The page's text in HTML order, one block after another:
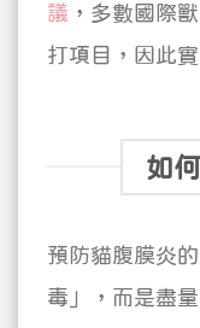
議 ，多數國際
打項目，因此
如
預防貓腹膜炎
毒」，而是盡量